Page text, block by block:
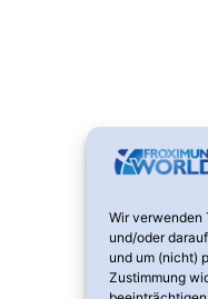
Wir verwenden
und/oder
und um (nicht)
Zustimmung